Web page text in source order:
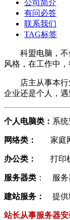
公司简介
有问必答
联系我们
TAG标签
科盟电脑，
风格，在工作中
店主从事本
企业还是个人，遇
个人电脑类： 系
网络类： 家庭
办公类： 打印
服务器类 ： 服务
建站服务： 提供
站长从事服务器